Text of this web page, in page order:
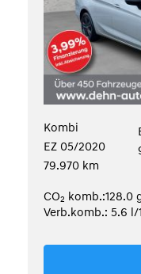
Kombi
EZ 05/2020
79.970 km
CO2 komb.:128.0
Verb.komb.: 5.6 l/